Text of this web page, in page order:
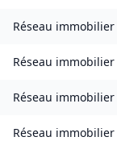
Réseau immobilier
Réseau immobilier
Réseau immobilier
Réseau immobilier